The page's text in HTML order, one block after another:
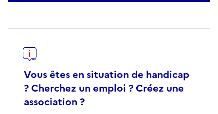
Vous êtes en situation de handicap
? Cherchez un emploi ? Créez une
association ?